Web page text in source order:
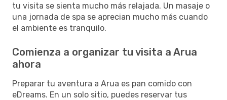
tu visita se sienta mucho más relajada. Un masaje o
una jornada de spa se aprecian mucho más cuando
el ambiente es tranquilo.
Comienza a organizar tu visita a Arua
ahora
Preparar tu aventura a Arua es pan comido con
eDreams. En un solo sitio, puedes reservar tus